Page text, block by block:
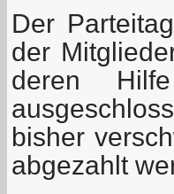
Der
der
deren
bisher
abgezahlt